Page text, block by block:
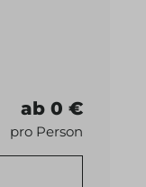
ab 0 €
pro Person